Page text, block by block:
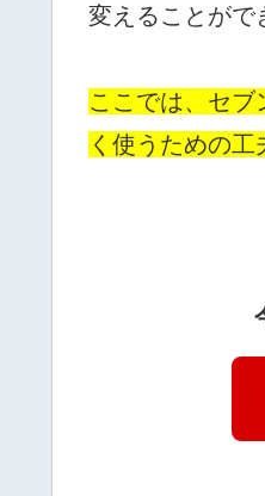
変えることがで
ここでは、セブ
く使うための工